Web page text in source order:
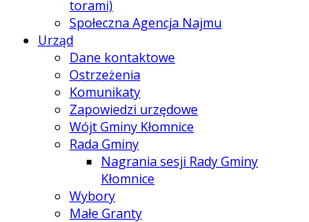
torami)
Społeczna Agencja Najmu
Urząd
Dane kontaktowe
Ostrzeżenia
Komunikaty
Zapowiedzi urzędowe
Wójt Gminy Kłomnice
Rada Gminy
Nagrania sesji Rady Gminy
Kłomnice
Wybory
Małe Granty